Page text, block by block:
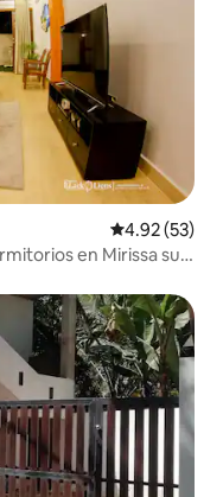
Calificación
4.92 (53)
en Mirissa sur-